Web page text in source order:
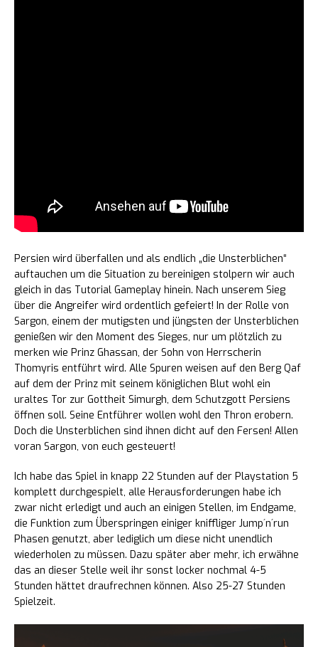
Persien wird überfallen und als endlich „die Unsterblichen“
auftauchen um die Situation zu bereinigen stolpern wir auch
gleich in das Tutorial Gameplay hinein. Nach unserem Sieg
über die Angreifer wird ordentlich gefeiert! In der Rolle von
Sargon, einem der mutigsten und jüngsten der Unsterblichen
genießen wir den Moment des Sieges, nur um plötzlich zu
merken wie Prinz Ghassan, der Sohn von Herrscherin
Thomyris entführt wird. Alle Spuren weisen auf den Berg Qaf
auf dem der Prinz mit seinem königlichen Blut wohl ein
uraltes Tor zur Gottheit Simurgh, dem Schutzgott Persiens
öffnen soll. Seine Entführer wollen wohl den Thron erobern.
Doch die Unsterblichen sind ihnen dicht auf den Fersen! Allen
voran Sargon, von euch gesteuert!
Ich habe das Spiel in knapp 22 Stunden auf der Playstation 5
komplett durchgespielt, alle Herausforderungen habe ich
zwar nicht erledigt und auch an einigen Stellen, im Endgame,
die Funktion zum Überspringen einiger kniffliger Jump´n´run
Phasen genutzt, aber lediglich um diese nicht unendlich
wiederholen zu müssen. Dazu später aber mehr, ich erwähne
das an dieser Stelle weil ihr sonst locker nochmal 4-5
Stunden hättet draufrechnen können. Also 25-27 Stunden
Spielzeit.